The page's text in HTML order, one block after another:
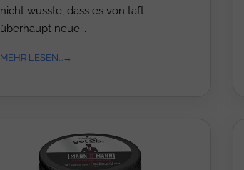
nicht wusste, dass es von taft
überhaupt neue...
MEHR LESEN...